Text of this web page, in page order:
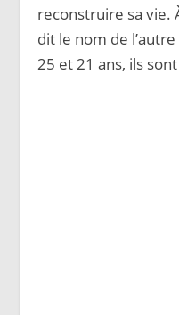
reconstruire sa vie.
dit le nom de
25 et 21 ans, ils